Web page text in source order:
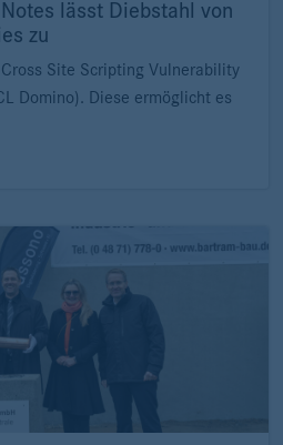
lässt Diebstahl von
zu
Site Scripting Vulnerability
Domino). Diese ermöglicht es